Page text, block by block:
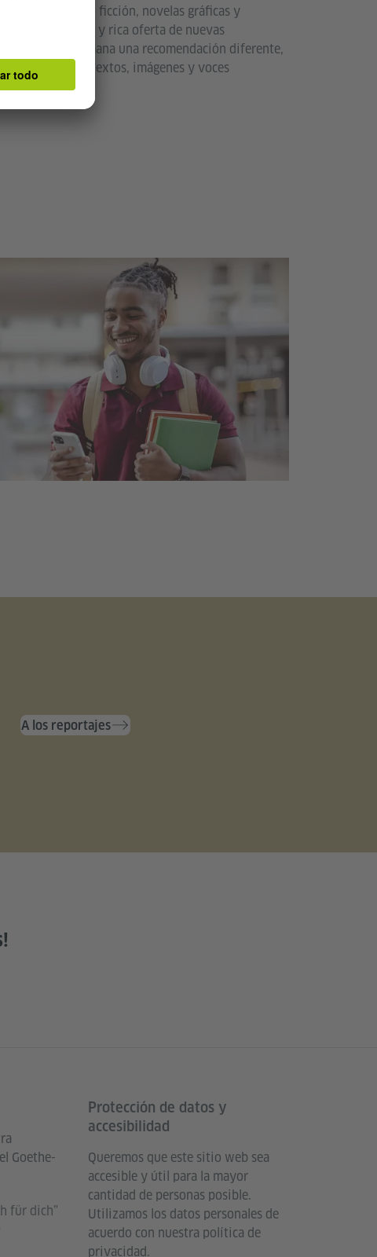
y libros de no ficción, novelas gráficas y
de la amplia y rica oferta de nuevas
Cada semana una recomendación diferente,
de descubrir textos, imágenes y voces
A los reportajes
Goethe-
für dich”
Protección de datos y
accesibilidad
Queremos que este sitio web sea
accesible y útil para la mayor
cantidad de personas posible.
Utilizamos los datos personales de
acuerdo con nuestra política de
privacidad.